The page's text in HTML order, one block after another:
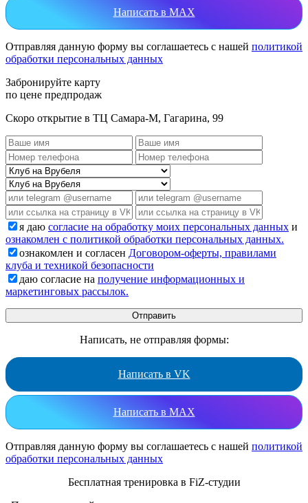
Написать в MAX
Отправляя данную форму вы соглашаетесь с нашей политикой
обработки персональных данных
Забронируйте карту
по цене предпродаж
Скоро открытие в ТЦ Самара-М, Гагарина, 99
я даю согласие на обработку моих персональных данных и
ознакомлен с политикой обработки персональных данных.
ознакомлен и согласен Договором-оферты, правилами
клуба и техникой безопасности
даю согласие на получение информационных и
маркетинговых рассылок.
Написать, не отправляя формы:
Написать в VK
Написать в MAX
Отправляя данную форму вы соглашаетесь с нашей политикой
обработки персональных данных
Бесплатная тренировка в FiZ-студии